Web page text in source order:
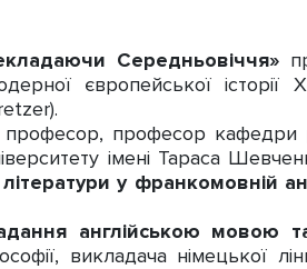
Середньовіччя»
європейської
професор кафедри
імені Тараса
літератури у франкомовній
англійською мовою та
викладача німецької